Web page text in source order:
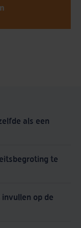
als een
te
op de